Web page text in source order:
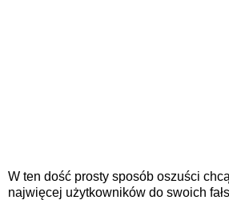
W ten dość prosty sposób oszuści
najwięcej użytkowników do swoich